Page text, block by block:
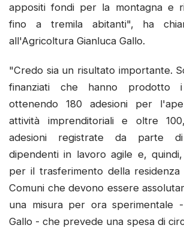
appositi fondi per la montagna e
fino a tremila abitanti", ha
all'Agricoltura Gianluca Gallo.
"Credo sia un risultato importante.
finanziati che hanno prodotto
ottenendo 180 adesioni per
attività imprenditoriali e oltre
adesioni registrate da parte
dipendenti in lavoro agile e,
per il trasferimento della
Comuni che devono essere
una misura per ora sperimentale
Gallo - che prevede una spesa di